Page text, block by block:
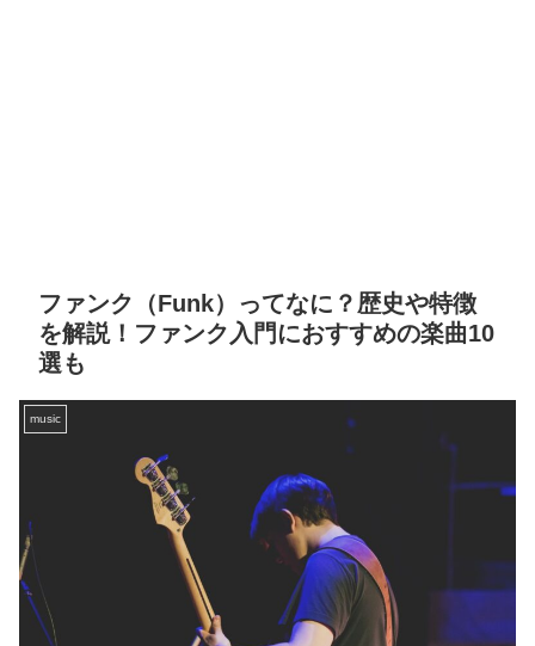
ファンク（Funk）ってなに？歴史や特徴
を解説！ファンク入門におすすめの楽曲10
選も
music